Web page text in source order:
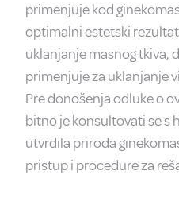
primenjuje kod
optimalni estetski
uklanjanje masnog tkiva,
primenjuje za uklanjanje
Pre donošenja odluke o
bitno je konsultovati se s
utvrdila priroda
pristup i procedure za